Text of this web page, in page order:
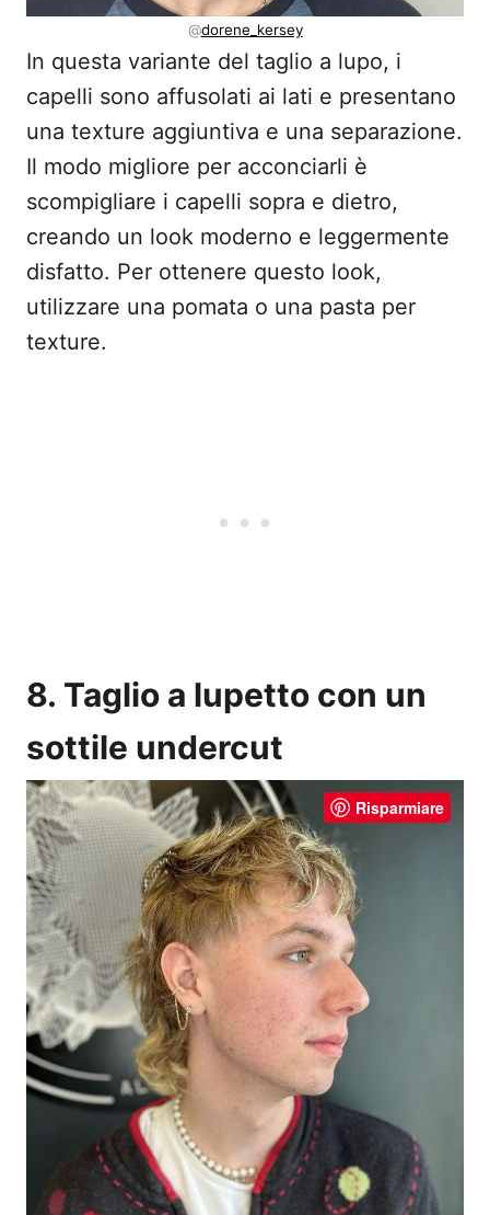
@dorene_kersey
In questa variante del taglio a lupo, i
capelli sono affusolati ai lati e presentano
una texture aggiuntiva e una separazione.
Il modo migliore per acconciarli è
scompigliare i capelli sopra e dietro,
creando un look moderno e leggermente
disfatto. Per ottenere questo look,
utilizzare una pomata o una pasta per
texture.
8. Taglio a lupetto con un
sottile undercut
Risparmiare